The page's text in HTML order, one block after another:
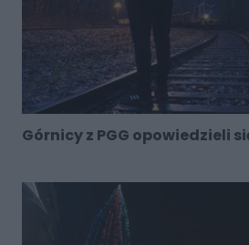
Górnicy z PGG opowiedzieli